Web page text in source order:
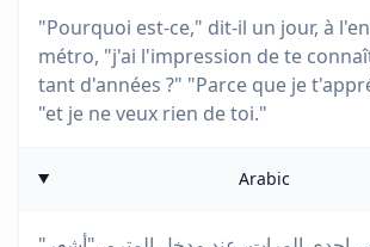
"Pourquoi est-ce," dit-il un jour, à
métro, "j'ai l'impression de te
tant d'années ?" "Parce que je
"et je ne veux rien de toi."
Arabic